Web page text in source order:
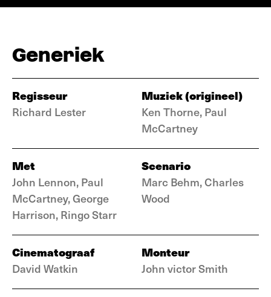
Generiek
Regisseur
Richard Lester
Muziek (origineel)
Ken Thorne, Paul
McCartney
Met
John Lennon, Paul
McCartney, George
Harrison, Ringo Starr
Scenario
Marc Behm, Charles
Wood
Cinematograaf
David Watkin
Monteur
John victor Smith